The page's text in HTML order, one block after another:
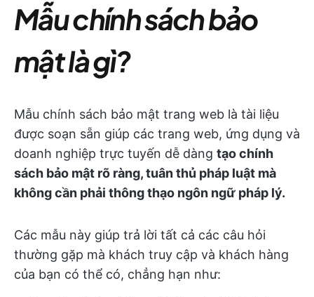
Mẫu chính sách bảo
mật là gì?
Mẫu chính sách bảo mật trang web là tài liệu
được soạn sẵn giúp các trang web, ứng dụng và
doanh nghiệp trực tuyến dễ dàng tạo chính
sách bảo mật rõ ràng, tuân thủ pháp luật mà
không cần phải thông thạo ngôn ngữ pháp lý.
Các mẫu này giúp trả lời tất cả các câu hỏi
thường gặp mà khách truy cập và khách hàng
của bạn có thể có, chẳng hạn như: